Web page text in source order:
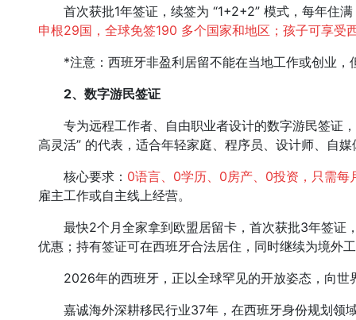
首次获批1年签证，续签为 “1+2+2” 模式，每年住
申根29国，全球免签190 多个国家和地区；孩子可享受
*注意：西班牙非盈利居留不能在当地工作或创业，
2、 数字游民签证
专为远程工作者、自由职业者设计的数字游民签证
高灵活” 的代表，适合年轻家庭、程序员、设计师、自
核心要求： 0语言、0学历、0房产、0投资，只需每
雇主工作或自主线上经营。
最快2个月全家拿到欧盟居留卡，首次获批3年签证
优惠；持有签证可在西班牙合法居住，同时继续为境外
2026年的西班牙，正以全球罕见的开放姿态，向世
嘉诚海外深耕移民行业37年，在西班牙身份规划领